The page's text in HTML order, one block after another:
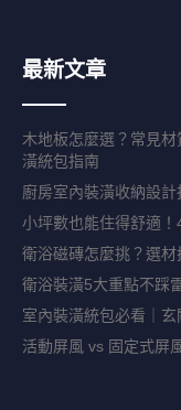
最新文章
木地板怎麼選？常見
潢統包指南
廚房室內裝潢收納設
小坪數也能住得舒適
衛浴磁磚怎麼挑？選
衛浴裝潢5大重點不踩
室內裝潢統包必看｜
活動屏風 vs 固定式屏